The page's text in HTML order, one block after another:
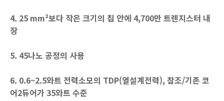
4. 25 mm²보다 작은 크기의 칩 안에 4,700만 트렌지스터 내
장
5. 45나노 공정의 사용
6. 0.6~2.5와트 전력소모의 TDP(열설계전력), 참조/기존 코
어2듀어가 35와트 수준